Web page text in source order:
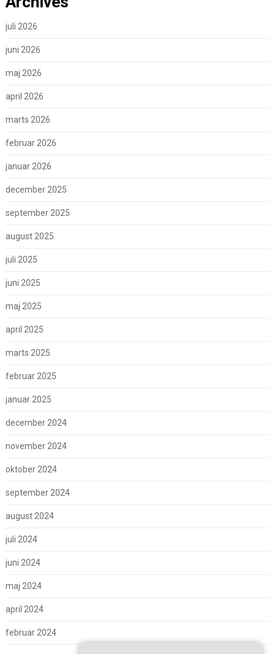
juli 2026
juni 2026
maj 2026
april 2026
marts 2026
februar 2026
januar 2026
december 2025
september 2025
august 2025
juli 2025
juni 2025
maj 2025
april 2025
marts 2025
februar 2025
januar 2025
december 2024
november 2024
oktober 2024
september 2024
august 2024
juli 2024
juni 2024
maj 2024
april 2024
februar 2024